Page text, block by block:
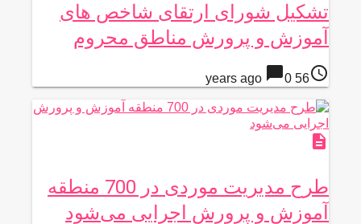
تشکیل شورای ارتقای شاخص های
آموزش و پرورش مناطق محروم
access_time
56 years ago
chat_bubble0
description
طرح مدیریت موردی در 700 منطقه
آموزش و پرورش اجرایی می‌شود